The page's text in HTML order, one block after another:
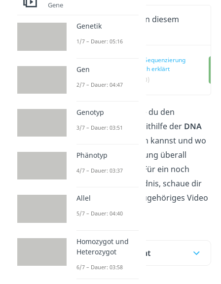
Wichtige Inhalte in diesem
Video
DNA Sequenzierung
einfach erklärt
(00:10)
Hier erfährst du, wie du den
genetischen Code mithilfe der DNA
lesen kannst und wo
die DNA Sequenzierung überall
Anwendung findet
. Für ein noch
schnelleres Verständnis, schaue dir
doch gerne unser zugehöriges Video
an!
Inhaltsübersicht
Gene
Genetik
1/7 – Dauer: 05:16
Gen
2/7 – Dauer: 04:47
Genotyp
3/7 – Dauer: 03:51
Phänotyp
4/7 – Dauer: 03:37
Allel
5/7 – Dauer: 04:40
Homozygot und
Heterozygot
6/7 – Dauer: 03:58